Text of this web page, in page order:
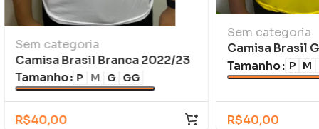
Sem categoria
Camisa Brasil Branca 2022/23
Tamanho
P M G GG
R$40,00
Sem categoria
Camisa Brasil
Amarela
Tamanho P M
R$40,00